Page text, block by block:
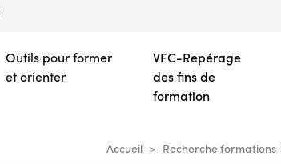
Outils pour former
et orienter
VFC-Repérage
des fins de
formation
Accueil Recherche formations